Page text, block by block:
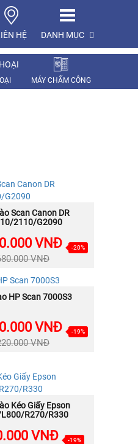
HỆ DANH MỤC
MÁY CHẤM CÔNG
MUA NGAY
Scan Canon DR
2110/G2090
VNĐ
VNĐ
-20%
MUA NGAY
HP Scan 7000S3
VNĐ
VNĐ
-19%
MUA NGAY
Kéo Giấy Epson
R270/R330
VNĐ -19%